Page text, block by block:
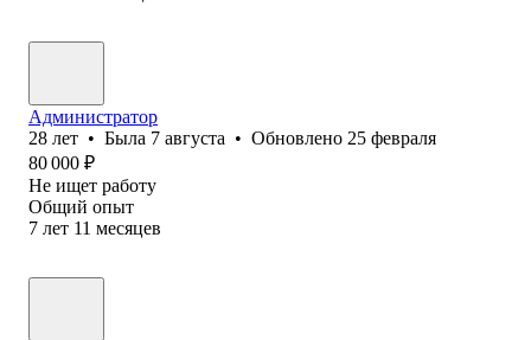
Администратор
28 лет • Была 7 августа • Обновлено 25 февраля
80 000 ₽
Не ищет работу
Общий опыт
7 лет 11 месяцев